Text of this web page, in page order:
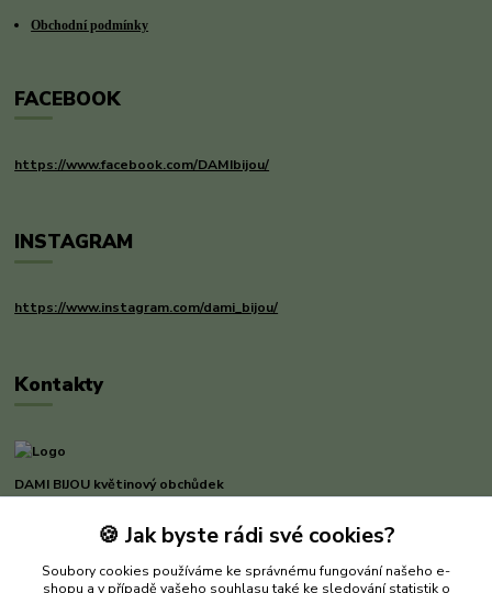
Obchodní podmínky
FACEBOOK
https://www.facebook.com/DAMIbijou/
INSTAGRAM
https://www.instagram.com/dami_bijou/
Kontakty
DAMI BIJOU květinový obchůdek
Dana Michnerová
(Po-Pá, 8-16 hod.)
🍪 Jak byste rádi své cookies?
Soubory cookies používáme ke správnému fungování našeho e-
shopu a v případě vašeho souhlasu také ke sledování statistik o